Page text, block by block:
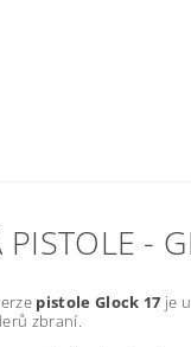
PISTOLE -
pistole Glock 17 je
zbraní.